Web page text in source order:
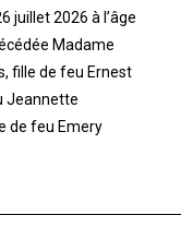
juillet 2026 à l’âge
Madame
fille de feu Ernest
Jeannette
de feu Emery